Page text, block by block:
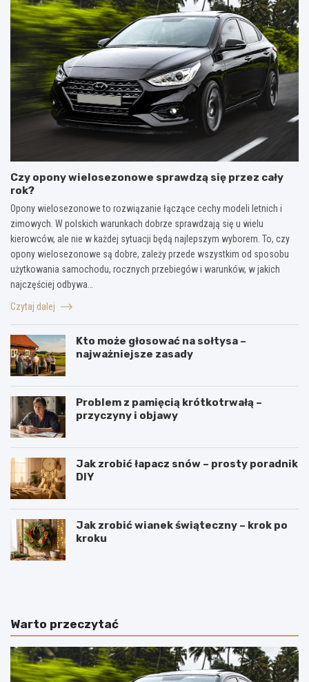
Czy opony wielosezonowe sprawdzą się przez cały
rok?
Opony wielosezonowe to rozwiązanie łączące cechy modeli letnich i
zimowych. W polskich warunkach dobrze sprawdzają się u wielu
kierowców, ale nie w każdej sytuacji będą najlepszym wyborem. To, czy
opony wielosezonowe są dobre, zależy przede wszystkim od sposobu
użytkowania samochodu, rocznych przebiegów i warunków, w jakich
najczęściej odbywa…
Czytaj dalej
Kto może głosować na sołtysa –
najważniejsze zasady
Problem z pamięcią krótkotrwałą –
przyczyny i objawy
Jak zrobić łapacz snów – prosty poradnik
DIY
Jak zrobić wianek świąteczny – krok po
kroku
J
p
o
l
s
k
W
y
m
e
n
n
Warto przeczytać